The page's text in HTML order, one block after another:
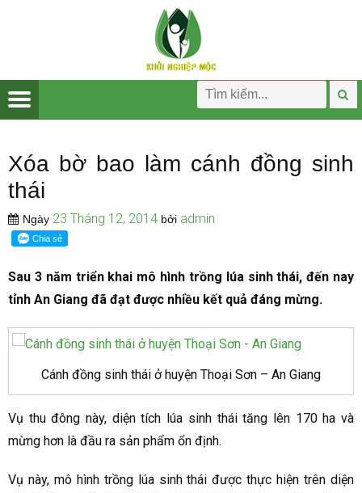
Xóa bờ bao làm cánh đồng sinh
thái
Ngày 23 Tháng 12, 2014 bởi admin
Sau 3 năm triển khai mô hình trồng lúa sinh thái, đến nay
tỉnh An Giang đã đạt được nhiều kết quả đáng mừng.
Cánh đồng sinh thái ở huyện Thoại Sơn – An Giang
Vụ thu đông này, diện tích lúa sinh thái tăng lên 170 ha và
mừng hơn là đầu ra sản phẩm ổn định.
Vụ này, mô hình trồng lúa sinh thái được thực hiện trên diện